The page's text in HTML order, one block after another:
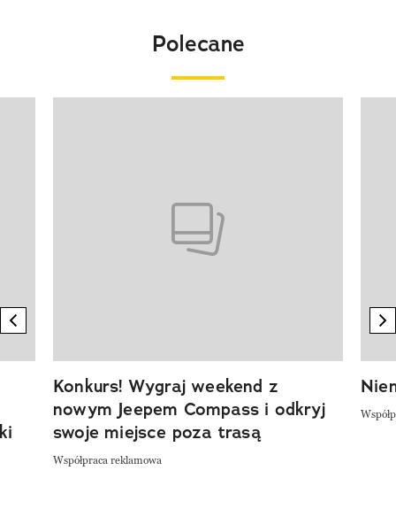
Polecane
previous element
Konkurs! Wygraj weekend z
nowym Jeepem Compass i odkryj
swoje miejsce poza trasą
Współpraca reklamowa